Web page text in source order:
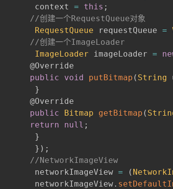
       context
= this ;
//创建一个RequestQueue对象
RequestQueue requestQueue =
//创建一个ImageLoader
ImageLoader imageLoader =
@Override
public
void putBitmap ( String
}
@Override
public
Bitmap getBitmap (
return
null ;
}
} ) ;
//NetworkImageView
       networkImageView
= (
       networkImageView
.